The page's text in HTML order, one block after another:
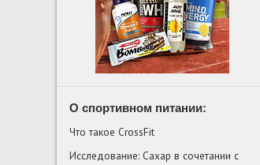
О спортивном питании:
Что такое CrossFit
Исследование: Сахар в сочетании с